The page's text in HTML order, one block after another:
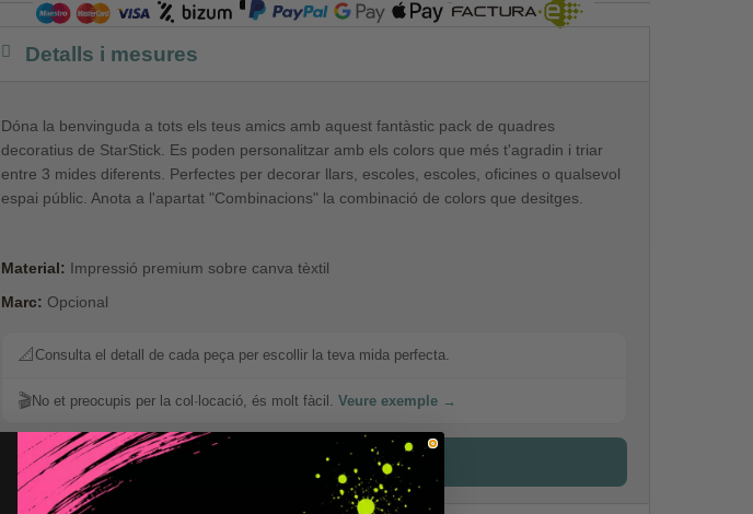
Detalls i mesures
Dóna la benvinguda a tots els teus amics amb aquest fantàstic pack de quadres
decoratius de StarStick. Es poden personalitzar amb els colors que més t'agradin i triar
entre 3 mides diferents. Perfectes per decorar llars, escoles, escoles, oficines o qualsevol
espai públic. Anota a l'apartat "Combinacions" la combinació de colors que desitges.
Material: Impressió premium sobre canva tèxtil
Marc: Opcional
📐 Consulta el detall de cada peça per escollir la teva mida perfecta.
🎬No et preocupis per la col·locació, és molt fàcil. Veure exemple →
📐 Consulta les mesures detallades